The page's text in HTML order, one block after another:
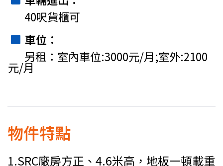
40呎貨櫃可
車位
另租：室內車位:3000元/月;室外:2100
元/月
物件特點
1.SRC廠房方正、4.6米高，地板一頓載重